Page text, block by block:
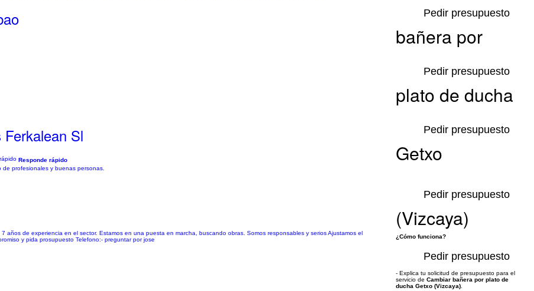
Pedir presupuesto
Pedir presupuesto
Sl
Responde rápido
profesionales y buenas personas.
Pedir presupuesto
años de experiencia en el sector. Estamos en una puesta en marcha, buscando obras. Somos responsables y serios Ajustamos el
y pida prosupuesto Telefono:- preguntar por jose
Pedir presupuesto
Pedir presupuesto
bañera por
plato de ducha
Getxo
(Vizcaya)
¿Cómo funciona?
- Explica tu solicitud de presupuesto para el
servicio de Cambiar bañera por plato de
ducha Getxo (Vizcaya)